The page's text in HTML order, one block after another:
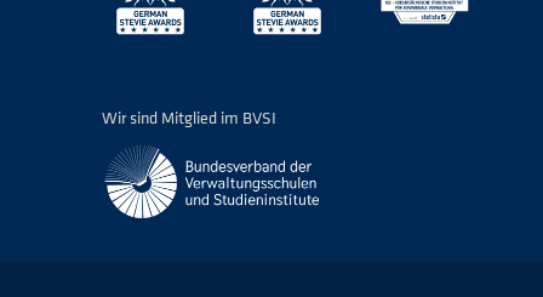
Wir sind Mitglied im BVSI